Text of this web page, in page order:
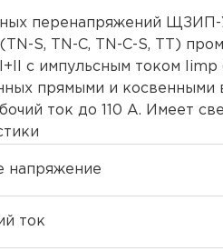
перенапряжений ЩЗИП-
S, TN-C, TN-C-S, TT)
с импульсным током
прямыми и
ток до 110 А. Имеет
напряжение
ток